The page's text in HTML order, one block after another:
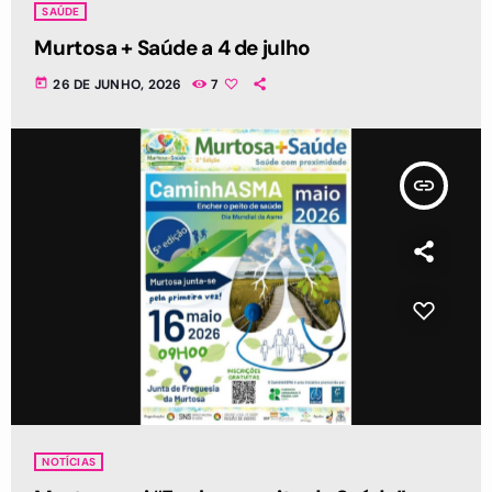
SAÚDE
Murtosa + Saúde a 4 de julho
today 26 DE JUNHO, 2026 7
insert_link
NOTÍCIAS